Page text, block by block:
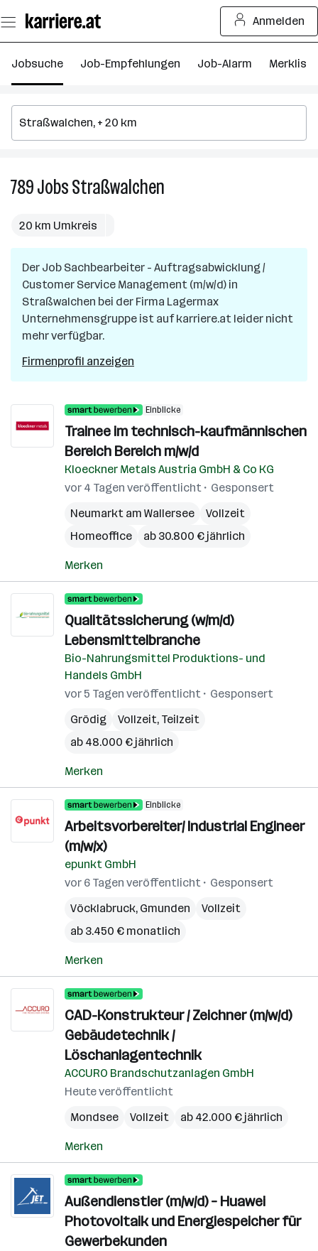
Seiteninhalt
springen
Anmelden
Jobsuche Job-Empfehlungen Job-Alarm Merkliste
789JobsStraßwalchen
20 km Umkreis
Der Job Sachbearbeiter - Auftragsabwicklung /
Customer Service Management (m/w/d) in
Straßwalchen bei der Firma Lagermax
Unternehmensgruppe ist auf karriere.at leider nicht
mehr verfügbar.
Firmenprofil anzeigen
Einblicke
Trainee im technisch-kaufmännischen
Bereich Bereich m/w/d
Kloeckner Metals Austria GmbH & Co KG
vor 4 Tagen veröffentlicht
Gesponsert
Neumarkt am Wallersee
Vollzeit
Homeoffice
ab 30.800 € jährlich
Merken
Qualitätssicherung (w/m/d)
Lebensmittelbranche
Bio-Nahrungsmittel Produktions- und
Handels GmbH
vor 5 Tagen veröffentlicht
Gesponsert
Grödig
Vollzeit, Teilzeit
ab 48.000 € jährlich
Merken
Einblicke
Arbeitsvorbereiter/ Industrial Engineer
(m/w/x)
epunkt GmbH
vor 6 Tagen veröffentlicht
Gesponsert
Vöcklabruck, Gmunden
Vollzeit
ab 3.450 € monatlich
Merken
CAD-Konstrukteur / Zeichner (m/w/d)
Gebäudetechnik /
Löschanlagentechnik
ACCURO Brandschutzanlagen GmbH
Heute veröffentlicht
Mondsee
Vollzeit ab 42.000 € jährlich
Merken
Außendienstler (m/w/d) – Huawei
Photovoltaik und Energiespeicher für
Gewerbekunden